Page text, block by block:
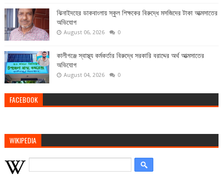
ঝিনাইদহের ডাকবাংলায় স্কুল শিক্ষকের বিরুদ্ধে মসজিদের টাকা আত্মসাতের
অভিযোগ
August 06, 2026 0
কালীগঞ্জে স্বাস্থ্য কর্মকর্তার বিরুদ্ধে সরকারি বরাদ্দের অর্থ আত্মসাতের
অভিযোগ
August 04, 2026 0
FACEBOOK
WIKIPEDIA